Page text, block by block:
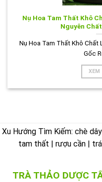
Nụ Hoa Tam Thất Khô
Nguyên
Nụ Hoa Tam Thất Khô
Gốc
XEM
Xu Hướng Tìm Kiếm: chè
tam thất | rượu cần |
TRÀ THẢO DƯỢC